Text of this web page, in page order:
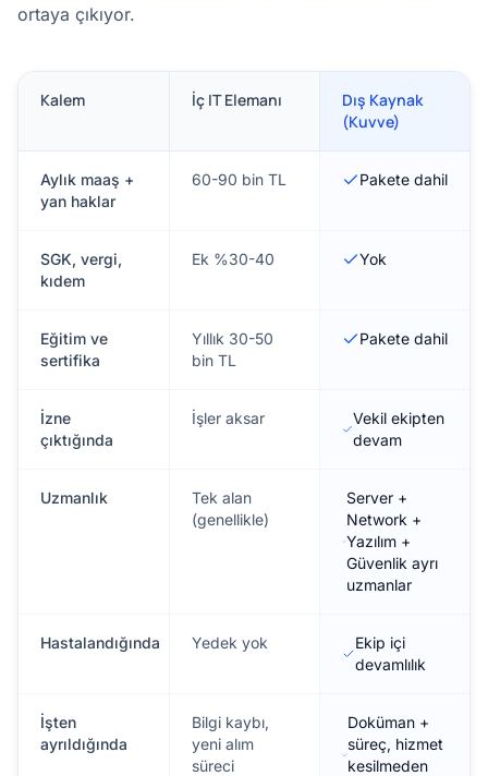
ortaya çıkıyor.
Kalem İç IT Elemanı
Dış Kaynak
(Kuvve)
Aylık maaş +
yan haklar
60-90 bin TL Pakete dahil
SGK, vergi,
kıdem
Ek %30-40 Yok
Eğitim ve
sertifika
Yıllık 30-50
bin TL
Pakete dahil
İzne
çıktığında
İşler aksar
Vekil ekipten
devam
Uzmanlık
Tek alan
(genellikle)
Server +
Network +
Yazılım +
Güvenlik ayrı
uzmanlar
Hastalandığında Yedek yok
Ekip içi
devamlılık
İşten
ayrıldığında
Bilgi kaybı,
yeni alım
süreci
Doküman +
süreç, hizmet
kesilmeden